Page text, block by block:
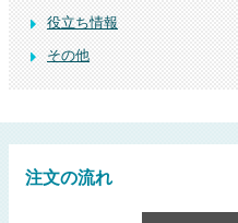
役立ち情報
その他
注文の流れ